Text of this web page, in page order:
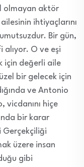
olmayan aktör
ihtiyaçlarını
Bir gün,
alıyor. O ve eşi
için değerli aile
bir gelecek için
ve Antonio
vicdanını hiçe
bir karar
Gerçekçiliği
üzere insan
gibi